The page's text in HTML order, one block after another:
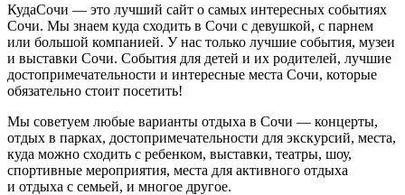
КудаСочи — это лучший сайт о самых интересных событиях
Сочи. Мы знаем куда сходить в Сочи с девушкой, с парнем
или большой компанией. У нас только лучшие события, музеи
и выставки Сочи. События для детей и их родителей, лучшие
достопримечательности и интересные места Сочи, которые
обязательно стоит посетить!
Мы советуем любые варианты отдыха в Сочи — концерты,
отдых в парках, достопримечательности для экскурсий, места,
куда можно сходить с ребенком, выставки, театры, шоу,
спортивные мероприятия, места для активного отдыха
и отдыха с семьей, и многое другое.